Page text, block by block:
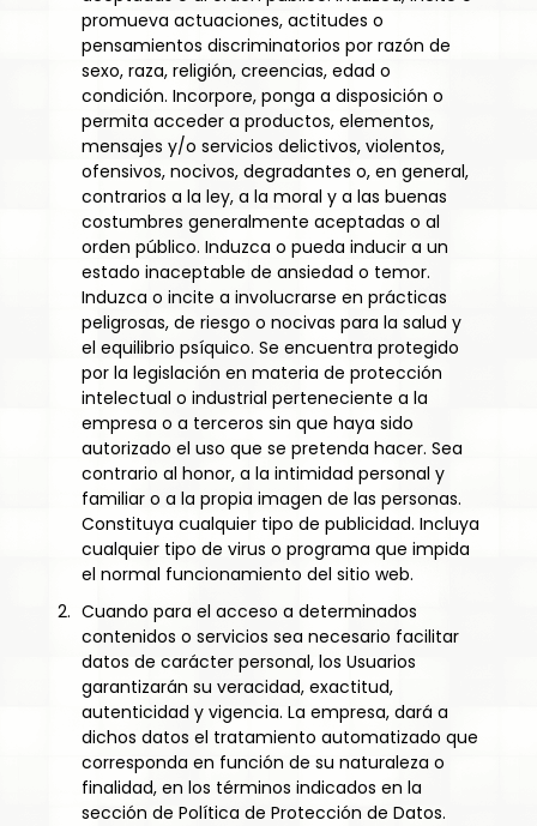
promueva actuaciones, actitudes o
pensamientos discriminatorios por razón de
sexo, raza, religión, creencias, edad o
condición. Incorpore, ponga a disposición o
permita acceder a productos, elementos,
mensajes y/o servicios delictivos, violentos,
ofensivos, nocivos, degradantes o, en general,
contrarios a la ley, a la moral y a las buenas
costumbres generalmente aceptadas o al
orden público. Induzca o pueda inducir a un
estado inaceptable de ansiedad o temor.
Induzca o incite a involucrarse en prácticas
peligrosas, de riesgo o nocivas para la salud y
el equilibrio psíquico. Se encuentra protegido
por la legislación en materia de protección
intelectual o industrial perteneciente a la
empresa o a terceros sin que haya sido
autorizado el uso que se pretenda hacer. Sea
contrario al honor, a la intimidad personal y
familiar o a la propia imagen de las personas.
Constituya cualquier tipo de publicidad. Incluya
cualquier tipo de virus o programa que impida
el normal funcionamiento del sitio web.
Cuando para el acceso a determinados
contenidos o servicios sea necesario facilitar
datos de carácter personal, los Usuarios
garantizarán su veracidad, exactitud,
autenticidad y vigencia. La empresa, dará a
dichos datos el tratamiento automatizado que
corresponda en función de su naturaleza o
finalidad, en los términos indicados en la
sección de Política de Protección de Datos.